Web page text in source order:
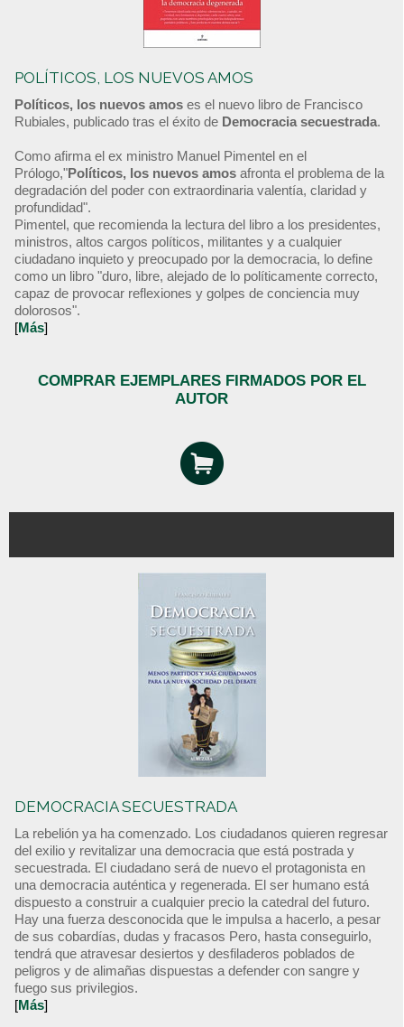
POLÍTICOS, LOS NUEVOS AMOS
Políticos, los nuevos amos es el nuevo libro de Francisco
Rubiales, publicado tras el éxito de Democracia secuestrada.
Como afirma el ex ministro Manuel Pimentel en el
Prólogo,"Políticos, los nuevos amos afronta el problema de la
degradación del poder con extraordinaria valentía, claridad y
profundidad".
Pimentel, que recomienda la lectura del libro a los presidentes,
ministros, altos cargos políticos, militantes y a cualquier
ciudadano inquieto y preocupado por la democracia, lo define
como un libro "duro, libre, alejado de lo políticamente correcto,
capaz de provocar reflexiones y golpes de conciencia muy
dolorosos".
[Más]
COMPRAR EJEMPLARES FIRMADOS POR EL
AUTOR
DEMOCRACIA SECUESTRADA
La rebelión ya ha comenzado. Los ciudadanos quieren regresar
del exilio y revitalizar una democracia que está postrada y
secuestrada. El ciudadano será de nuevo el protagonista en
una democracia auténtica y regenerada. El ser humano está
dispuesto a construir a cualquier precio la catedral del futuro.
Hay una fuerza desconocida que le impulsa a hacerlo, a pesar
de sus cobardías, dudas y fracasos Pero, hasta conseguirlo,
tendrá que atravesar desiertos y desfiladeros poblados de
peligros y de alimañas dispuestas a defender con sangre y
fuego sus privilegios.
[Más]